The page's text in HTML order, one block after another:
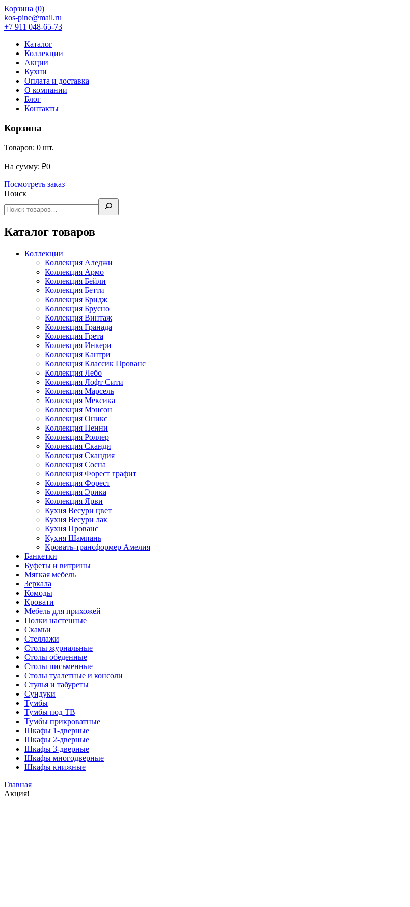
Корзина (0)
kos-pine@mail.ru
+7 911 048-65-73
Каталог
Коллекции
Акции
Кухни
Оплата и доставка
О компании
Блог
Контакты
Корзина
Товаров: 0 шт.
На сумму: ₽0
Посмотреть заказ
Поиск
Каталог товаров
Коллекции
Коллекция Аледжи
Коллекция Армо
Коллекция Бейли
Коллекция Бетти
Коллекция Бридж
Коллекция Брусно
Коллекция Винтаж
Коллекция Гранада
Коллекция Грета
Коллекция Инкери
Коллекция Кантри
Коллекция Классик Прованс
Коллекция Лебо
Коллекция Лофт Сити
Коллекция Марсель
Коллекция Мексика
Коллекция Мэнсон
Коллекция Оникс
Коллекция Пенни
Коллекция Роллер
Коллекция Сканди
Коллекция Скандия
Коллекция Сосна
Коллекция Форест графит
Коллекция Форест
Коллекция Эрика
Коллекция Ярви
Кухня Весури цвет
Кухня Весури лак
Кухня Прованс
Кухня Шампань
Кровать-трансформер Амелия
Банкетки
Буфеты и витрины
Мягкая мебель
Зеркала
Комоды
Кровати
Мебель для прихожей
Полки настенные
Скамьи
Стеллажи
Столы журнальные
Столы обеденные
Столы письменные
Столы туалетные и консоли
Стулья и табуреты
Сундуки
Тумбы
Тумбы под ТВ
Тумбы прикроватные
Шкафы 1-дверные
Шкафы 2-дверные
Шкафы 3-дверные
Шкафы многодверные
Шкафы книжные
Главная
Акция!